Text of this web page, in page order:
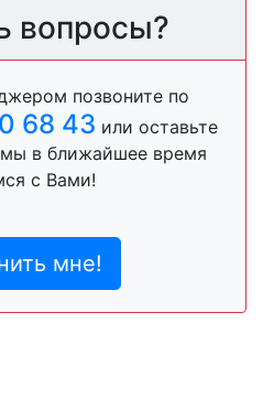
вопросы?
позвоните по
68 43 или оставьте
мы в ближайшее время
с Вами!
мне!